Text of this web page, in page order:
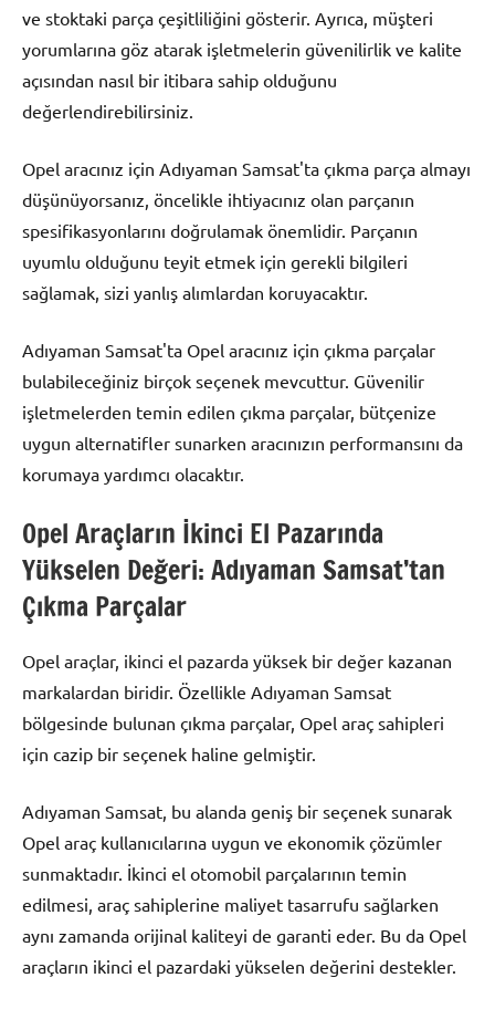
ve stoktaki parça çeşitliliğini gösterir. Ayrıca, müşteri
yorumlarına göz atarak işletmelerin güvenilirlik ve kalite
açısından nasıl bir itibara sahip olduğunu
değerlendirebilirsiniz.
Opel aracınız için Adıyaman Samsat'ta çıkma parça almayı
düşünüyorsanız, öncelikle ihtiyacınız olan parçanın
spesifikasyonlarını doğrulamak önemlidir. Parçanın
uyumlu olduğunu teyit etmek için gerekli bilgileri
sağlamak, sizi yanlış alımlardan koruyacaktır.
Adıyaman Samsat'ta Opel aracınız için çıkma parçalar
bulabileceğiniz birçok seçenek mevcuttur. Güvenilir
işletmelerden temin edilen çıkma parçalar, bütçenize
uygun alternatifler sunarken aracınızın performansını da
korumaya yardımcı olacaktır.
Opel Araçların İkinci El Pazarında
Yükselen Değeri: Adıyaman Samsat’tan
Çıkma Parçalar
Opel araçlar, ikinci el pazarda yüksek bir değer kazanan
markalardan biridir. Özellikle Adıyaman Samsat
bölgesinde bulunan çıkma parçalar, Opel araç sahipleri
için cazip bir seçenek haline gelmiştir.
Adıyaman Samsat, bu alanda geniş bir seçenek sunarak
Opel araç kullanıcılarına uygun ve ekonomik çözümler
sunmaktadır. İkinci el otomobil parçalarının temin
edilmesi, araç sahiplerine maliyet tasarrufu sağlarken
aynı zamanda orijinal kaliteyi de garanti eder. Bu da Opel
araçların ikinci el pazardaki yükselen değerini destekler.